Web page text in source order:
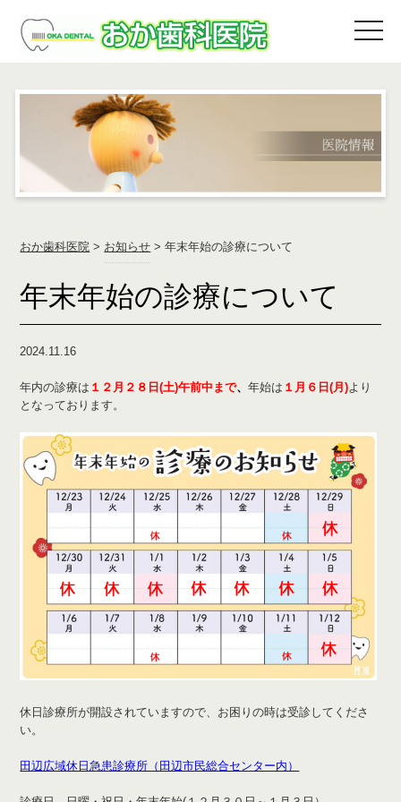
おか歯科医院 > お知らせ >年末年始の診療について
年末年始の診療について
2024.11.16
年内の診療は １２月２８日(土)午前中まで、年始は １月６日(月)より
となっております。
休日診療所が開設されていますので、お困りの時は受診してくださ
い。
田辺広域休日急患診療所（田辺市民総合センター内）